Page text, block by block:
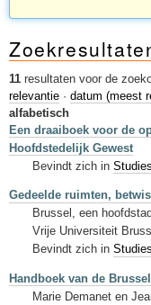
Stedenbouwkundige
Cartografie
Studies en publicaties
Sleutelwoorden
Stedenbouwkundige
11 resultaten voor de
relevantie · datum (meest
alfabetisch
Een draaiboek voor de
Hoofdstedelijk Gewest
Bevindt zich in
Gedeelde ruimten,
Brussel, een
Vrije Universiteit
Bevindt zich in
Handboek van de
Marie Demanet en